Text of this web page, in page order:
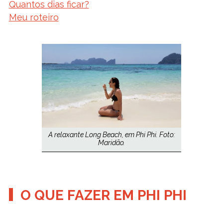
Quantos dias ficar?
Meu roteiro
A relaxante Long Beach, em Phi Phi. Foto:
Maridão.
O QUE FAZER EM PHI PHI